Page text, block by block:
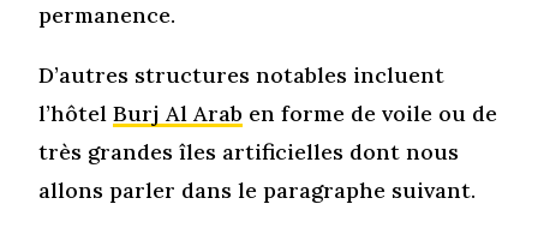
permanence.
D’autres structures notables incluent
l’hôtelBurj Al Arab en forme de voile ou de
très grandes îles artificielles dont nous
allons parler dans le paragraphe suivant.